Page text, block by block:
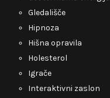
Gledališče
Hipnoza
Hišna opravila
Holesterol
Igrače
Interaktivni zaslon